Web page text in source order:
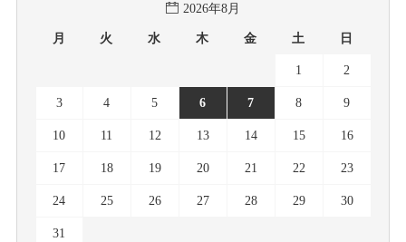
2026年8月
月 火 水 木 金 土 日
1 2
3 4 5 6 7 8 9
10 11 12 13 14 15 16
17 18 19 20 21 22 23
24 25 26 27 28 29 30
31